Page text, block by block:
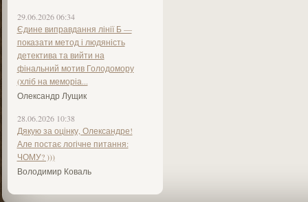
29.06.2026 06:34
Єдине виправдання лінії Б —
показати метод і людяність
детектива та вийти на
фінальний мотив Голодомору
(хліб на меморіа...
Олександр Лущик
28.06.2026 10:38
Дякую за оцінку, Олександре!
Але постає логічне питання:
ЧОМУ? )))
Володимир Коваль